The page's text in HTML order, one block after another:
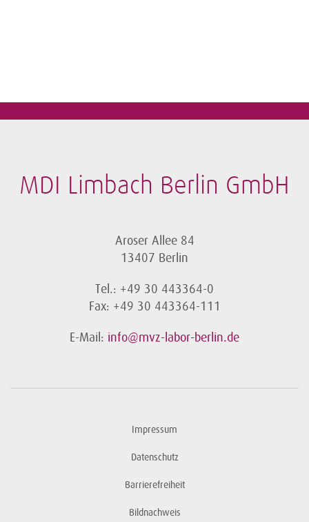
MDI Limbach Berlin GmbH
Aroser Allee 84
13407 Berlin
Tel.: +49 30 443364-0
Fax: +49 30 443364-111
E-Mail: info@mvz-labor-berlin.de
Impressum
Datenschutz
Barrierefreiheit
Bildnachweis